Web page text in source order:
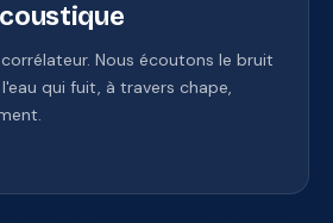
Nous écoutons le bruit
qui fuit, à travers chape,